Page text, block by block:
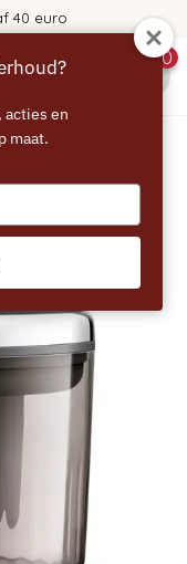
40 euro
0
acties en
maat.